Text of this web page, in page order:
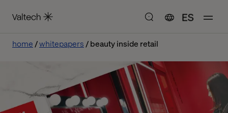
ES
home whitepapers beauty inside retail